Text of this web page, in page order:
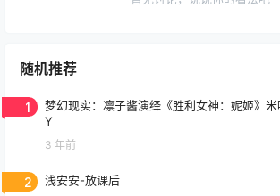
随机推荐
1
梦幻现实：凛子酱演绎《胜利女神：妮姬》
Y
3 年前
2 浅安安-放课后